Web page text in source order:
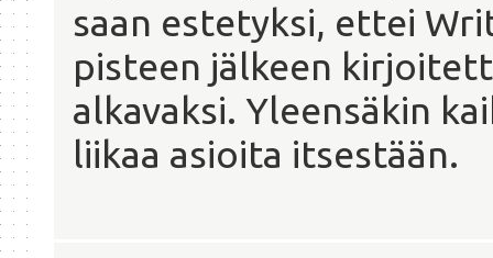
saan estetyksi, ettei
pisteen jälkeen
alkavaksi. Yleensäkin
liikaa asioita itsestään.